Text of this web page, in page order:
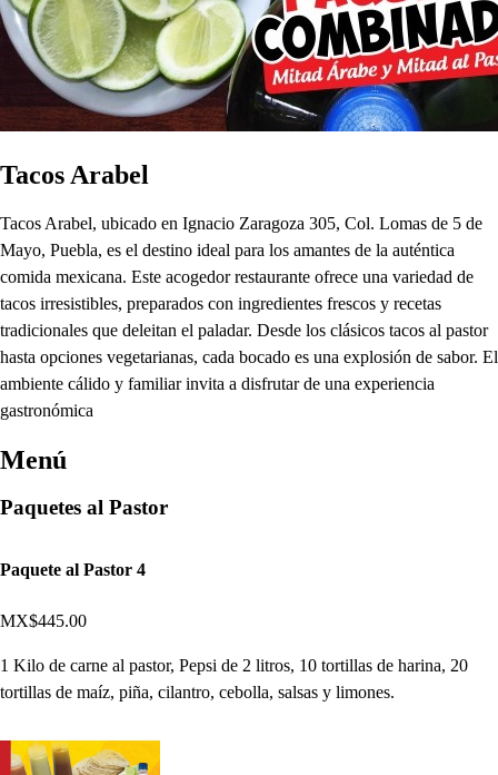
Tacos Arabel
Tacos Arabel, ubicado en Ignacio Zaragoza 305, Col. Lomas de 5 de
Mayo, Puebla, es el destino ideal para los amantes de la auténtica
comida mexicana. Este acogedor restaurante ofrece una variedad de
tacos irresistibles, preparados con ingredientes frescos y recetas
tradicionales que deleitan el paladar. Desde los clásicos tacos al pastor
hasta opciones vegetarianas, cada bocado es una explosión de sabor. El
ambiente cálido y familiar invita a disfrutar de una experiencia
gastronómica
Menú
Paquetes al Pastor
Paquete al Pastor 4
MX$445.00
1 Kilo de carne al pastor, Pepsi de 2 litros, 10 tortillas de harina, 20
tortillas de maíz, piña, cilantro, cebolla, salsas y limones.